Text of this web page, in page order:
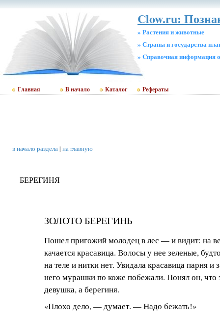
Clow.ru:
» Растения и животные
» Страны и государства
» Cправочная информация
Главная В начало Каталог Рефераты
в начало раздела| на главную
БЕРЕГИНЯ
ЗОЛОТО БЕРЕГИНЬ
Пошел пригожий молодец в лес — и видит: на
качается красавица. Волосы у нее зеленые,
на теле и нитки нет. Увидала красавица парня и
него мурашки по коже побежали. Понял он, что
девушка, а берегиня.
«Плохо дело, — думает. — Надо бежать!»